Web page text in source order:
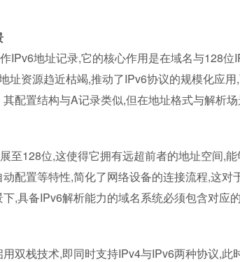
IPv6地址记录,它的核心作用是在域名与128
址资源趋近枯竭,推动了IPv6协议的规模化应
配置结构与A记录类似,但在地址格式与解析场
至128位,这使得它拥有远超前者的地址空间,
配置等特性,简化了网络设备的连接流程,这对
,具备IPv6解析能力的域名系统必须包含对应
双栈技术,即同时支持IPv4与IPv6两种协议,